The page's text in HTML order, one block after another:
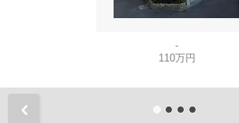
-
110万円